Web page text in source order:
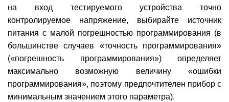
на вход тестируемого устройства точно
контролируемое напряжение, выбирайте источник
питания с малой погрешностью программирования (в
большинстве случаев «точность программирования»
(«погрешность программирования») определяет
максимально возможную величину «ошибки
программирования», поэтому предпочтителен прибор с
минимальным значением этого параметра).